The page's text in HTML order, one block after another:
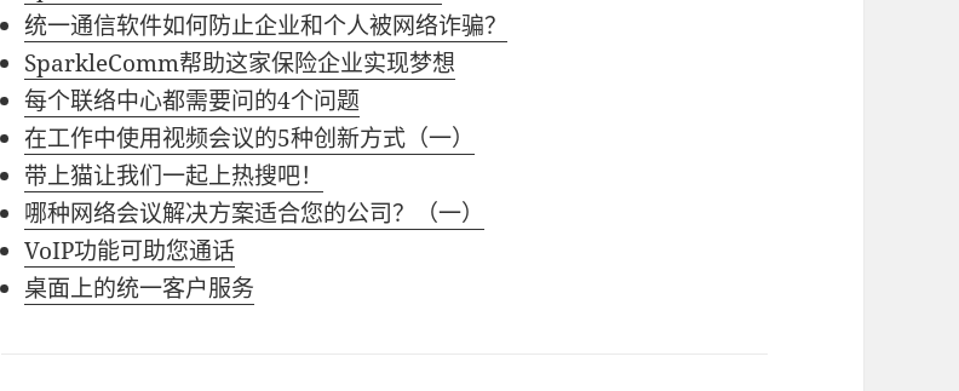
统一通信软件如何防止企业和个人被网络诈骗？
SparkleComm帮助这家保险企业实现梦想
每个联络中心都需要问的4个问题
在工作中使用视频会议的5种创新方式（一）
带上猫让我们一起上热搜吧！
哪种网络会议解决方案适合您的公司？（一）
VoIP功能可助您通话
桌面上的统一客户服务